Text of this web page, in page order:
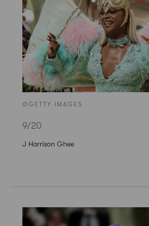
©GETTY IMAGES
9/20
J Harrison Ghee